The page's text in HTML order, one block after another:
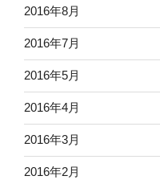
2016年8月
2016年7月
2016年5月
2016年4月
2016年3月
2016年2月